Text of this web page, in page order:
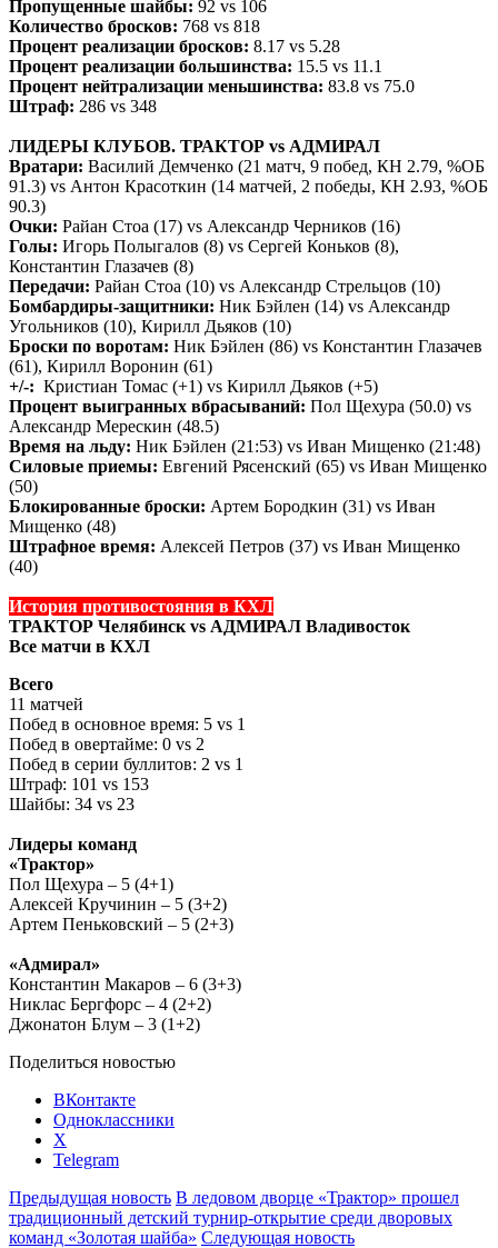
Пропущенные шайбы: 92 vs 106
Количество бросков: 768 vs 818
Процент реализации бросков: 8.17 vs 5.28
Процент реализации большинства: 15.5 vs 11.1
Процент нейтрализации меньшинства: 83.8 vs 75.0
Штраф: 286 vs 348
ЛИДЕРЫ КЛУБОВ. ТРАКТОР vs АДМИРАЛ
Вратари: Василий Демченко (21 матч, 9 побед, КН 2.79, %ОБ
91.3) vs Антон Красоткин (14 матчей, 2 победы, КН 2.93, %ОБ
90.3)
Очки: Райан Стоа (17) vs Александр Черников (16)
Голы: Игорь Полыгалов (8) vs Сергей Коньков (8),
Константин Глазачев (8)
Передачи: Райан Стоа (10) vs Александр Стрельцов (10)
Бомбардиры-защитники: Ник Бэйлен (14) vs Александр
Угольников (10), Кирилл Дьяков (10)
Броски по воротам: Ник Бэйлен (86) vs Константин Глазачев
(61), Кирилл Воронин (61)
+/-: Кристиан Томас (+1) vs Кирилл Дьяков (+5)
Процент выигранных вбрасываний: Пол Щехура (50.0) vs
Александр Мерескин (48.5)
Время на льду: Ник Бэйлен (21:53) vs Иван Мищенко (21:48)
Силовые приемы: Евгений Рясенский (65) vs Иван Мищенко
(50)
Блокированные броски: Артем Бородкин (31) vs Иван
Мищенко (48)
Штрафное время: Алексей Петров (37) vs Иван Мищенко
(40)
История противостояния в КХЛ
ТРАКТОР Челябинск vs АДМИРАЛ Владивосток
Все матчи в КХЛ
Всего
11 матчей
Побед в основное время: 5 vs 1
Побед в овертайме: 0 vs 2
Побед в серии буллитов: 2 vs 1
Штраф: 101 vs 153
Шайбы: 34 vs 23
Лидеры команд
«Трактор»
Пол Щехура – 5 (4+1)
Алексей Кручинин – 5 (3+2)
Артем Пеньковский – 5 (2+3)
«Адмирал»
Константин Макаров – 6 (3+3)
Никлас Бергфорс – 4 (2+2)
Джонатон Блум – 3 (1+2)
Поделиться новостью
ВКонтакте
Одноклассники
X
Telegram
Предыдущая новость В ледовом дворце «Трактор» прошел
традиционный детский турнир-открытие среди дворовых
команд «Золотая шайба» Следующая новость